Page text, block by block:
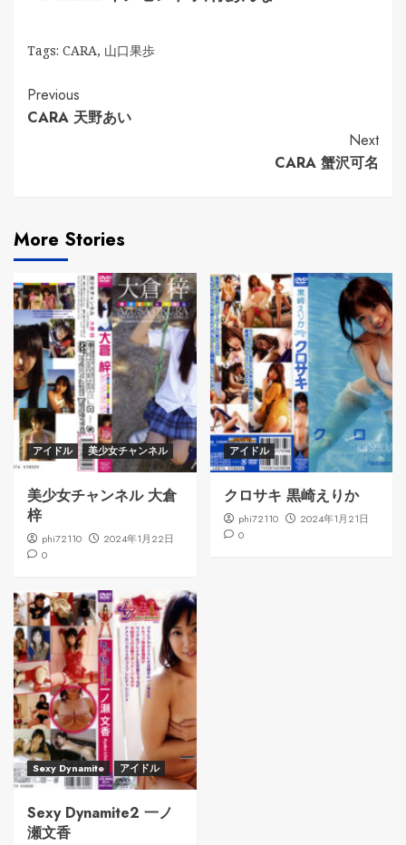
Tags: CARA, 山口果歩
Continue
Reading
Previous
CARA 天野あい
Next
CARA 蟹沢可名
More Stories
アイドル 美少女チャンネル
美少女チャンネル 大倉
梓
phi72110
2024年1月22日
0
アイドル
クロサキ 黒崎えりか
phi72110
2024年1月21日
0
Sexy Dynamite アイドル
Sexy Dynamite2 一ノ
瀬文香